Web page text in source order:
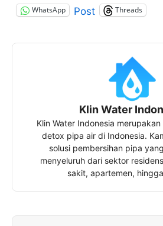
WhatsApp Post Threads
Klin Water
Klin Water Indonesia
detox pipa air di Indonesia.
solusi pembersihan pipa
menyeluruh dari sektor
sakit, apartemen,